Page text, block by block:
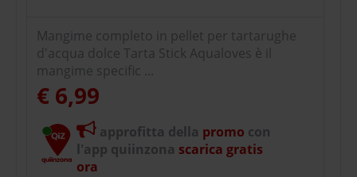
Mangime completo in pellet per tartarughe
d'acqua dolce Tarta Stick Aqualoves è il
mangime specific ...
€ 6,99
approfitta della promo con
l'app quiinzona scarica gratis
ora